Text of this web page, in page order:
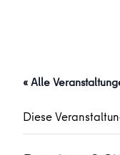
« Alle
Diese